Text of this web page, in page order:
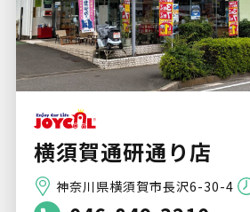
横須賀通研通り店
神奈川県横須賀市長沢6-30-4